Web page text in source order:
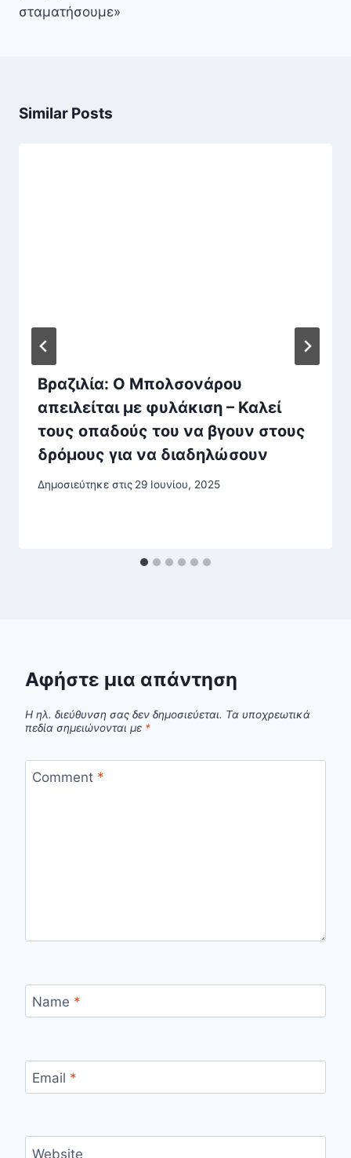
σταματήσουμε»
Similar Posts
Βραζιλία: Ο Μπολσονάρου
απειλείται με φυλάκιση – Καλεί
τους οπαδούς του να βγουν στους
δρόμους για να διαδηλώσουν
Δημοσιεύτηκε στις 29 Ιουνίου, 2025
Αφήστε μια απάντηση
Η ηλ. διεύθυνση σας δεν δημοσιεύεται. Τα υποχρεωτικά
πεδία σημειώνονται με *
Comment *
Name *
Email *
Website